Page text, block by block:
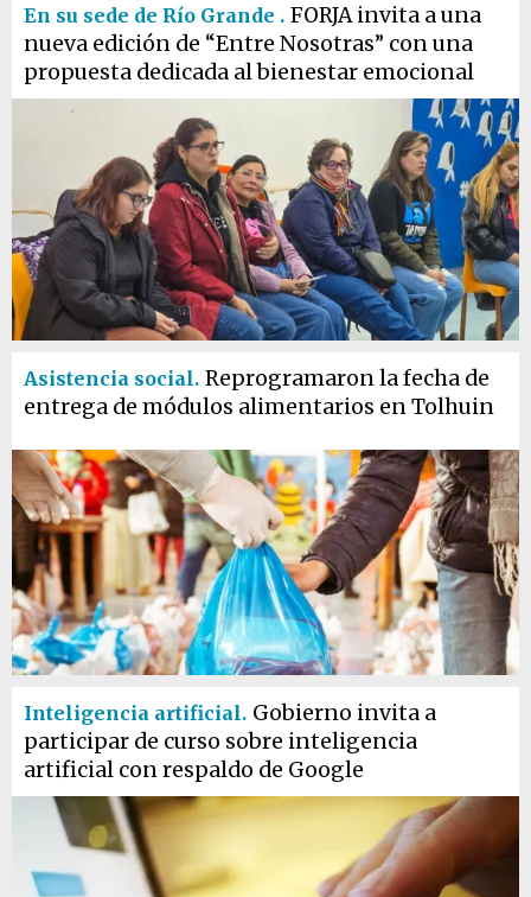
En su sede de Río Grande . FORJA invita a una
nueva edición de “Entre Nosotras” con una
propuesta dedicada al bienestar emocional
Asistencia social. Reprogramaron la fecha de
entrega de módulos alimentarios en Tolhuin
Inteligencia artificial. Gobierno invita a
participar de curso sobre inteligencia
artificial con respaldo de Google